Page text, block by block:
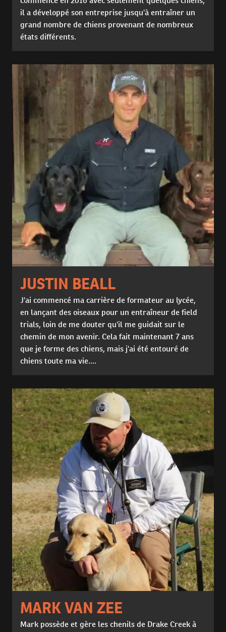
il a développé son entreprise jusqu'à entraîner un
grand nombre de chiens provenant de nombreux
états différents.
JUSTIN BEALL
J'ai commencé ma carrière de formateur au lycée,
en lançant des oiseaux pour un entraîneur de field
trials, loin de me douter qu'il me guidait sur le
chemin de mon avenir. Cela fait maintenant 7 ans
que je forme des chiens, mais j'ai été entouré de
chiens toute ma vie....
MARK VAN ZEE
Mark possède et gère les chenils de Drake Creek à